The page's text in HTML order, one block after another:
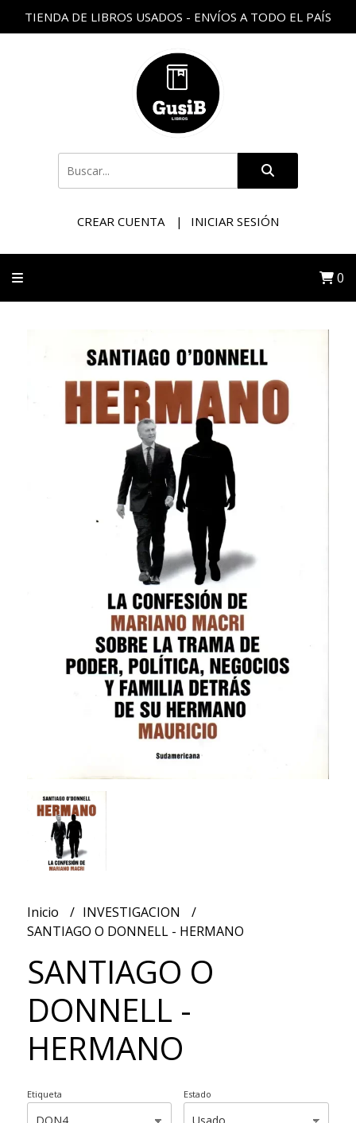
TIENDA DE LIBROS USADOS - ENVÍOS A TODO EL PAÍS
CREAR CUENTA INICIAR SESIÓN
0
Inicio
INVESTIGACION
SANTIAGO O DONNELL - HERMANO
SANTIAGO O
DONNELL -
HERMANO
Etiqueta Estado